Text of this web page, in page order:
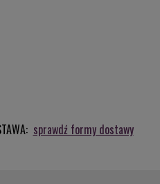
sprawdź formy dostawy